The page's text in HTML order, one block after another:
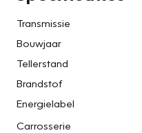
Transmissie
Bouwjaar
Tellerstand
Brandstof
Energielabel
Carrosserie